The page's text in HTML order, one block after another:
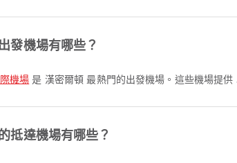
發機場有哪些？
際機場 是 漢密爾頓 最熱門的出發機場。這些機場提
抵達機場有哪些？